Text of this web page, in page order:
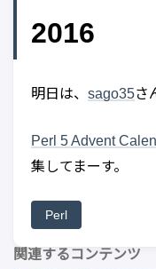
2016
明日は、 sago35さ
Perl 5 Advent
集してまーす。
Perl
関連するコンテンツ